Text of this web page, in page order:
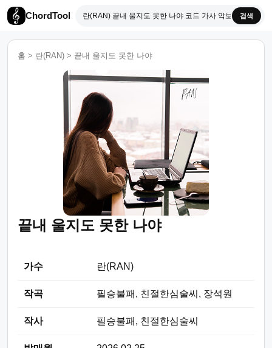
ChordTool 검색
홈 > 란(RAN) > 끝내 울지도 못한 나야
끝내 울지도 못한 나야
가수 란(RAN)
작곡 필승불패, 친절한심술씨, 장석원
작사 필승불패, 친절한심술씨